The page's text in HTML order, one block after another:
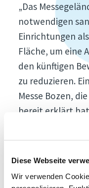
Diese Webseite
Wir verwenden
„Das
notwendigen
Einrichtungen
Fläche, um eine
den künftigen
zu reduzieren.
Messe Bozen,
bereit erklärt
Armin Hilpold,
unterstreicht,
ihrer sozialen